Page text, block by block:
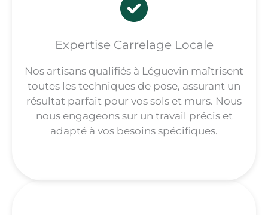
Expertise Carrelage Locale
Nos artisans qualifiés à Léguevin maîtrisent
toutes les techniques de pose, assurant un
résultat parfait pour vos sols et murs. Nous
nous engageons sur un travail précis et
adapté à vos besoins spécifiques.